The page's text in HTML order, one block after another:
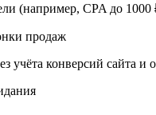
(например, CPA до 1000
продаж
учёта конверсий сайта и